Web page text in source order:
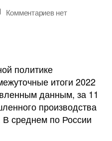
Комментариевк
производство
одежды
в
два
раза
нет
политике
итоги 2022
данным, за 11
производства
среднем по России